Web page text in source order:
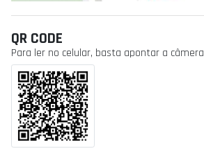
QR CODE
Para ler no celular, basta apontar a câmera